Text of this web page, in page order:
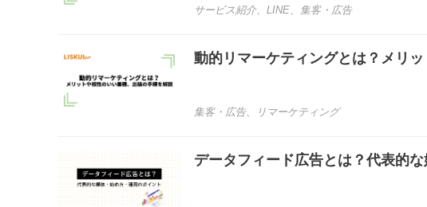
サービス紹介、 LINE、 集客・広告
動的リマーケティングとは？メリ
集客・広告、 リマーケティング
データフィード広告とは？代表的